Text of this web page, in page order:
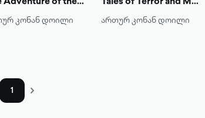
კონან დოილი ართურ კონან დოილი
1